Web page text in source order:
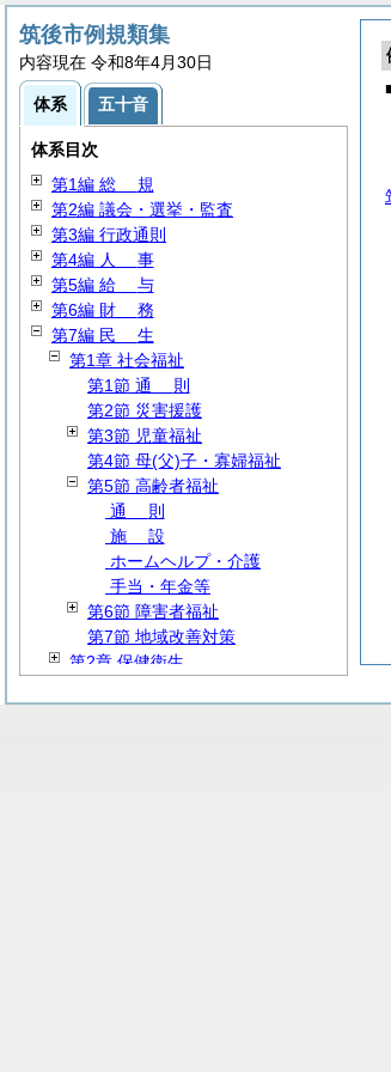
筑後市例規類集
内容現在 令和8年4月30日
体系 五十音
体系目次
第1編 総 規
第2編 議会・選挙・監査
第3編 行政通則
第4編 人 事
第5編 給 与
第6編 財 務
第7編 民 生
第1章 社会福祉
第1節 通 則
第2節 災害援護
第3節 児童福祉
第4節 母(父)子・寡婦福祉
第5節 高齢者福祉
通 則
施 設
ホームヘルプ・介護
手当・年金等
第6節 障害者福祉
第7節 地域改善対策
第2章 保健衛生